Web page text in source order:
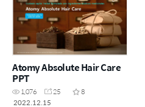
Atomy Absolute Hair Care
PPT
1,076 25
8
2022.12.15